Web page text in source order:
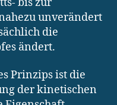
unverändert
die
ändert.
Prinzips ist die
der kinetischen